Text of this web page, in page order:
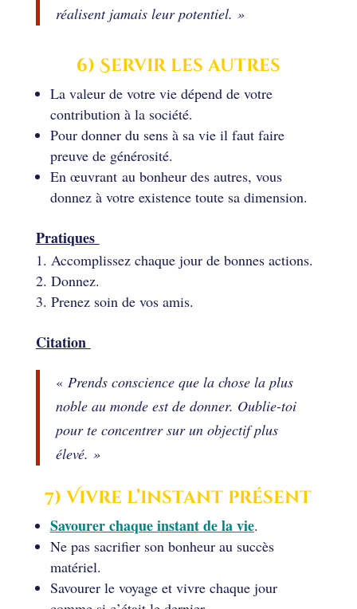
réalisent jamais leur potentiel. »
6) Servir les autres
La valeur de votre vie dépend de votre
contribution à la société.
Pour donner du sens à sa vie il faut faire
preuve de générosité.
En œuvrant au bonheur des autres, vous
donnez à votre existence toute sa dimension.
Pratiques
Accomplissez chaque jour de bonnes actions.
Donnez.
Prenez soin de vos amis.
Citation
« Prends conscience que la chose la plus
noble au monde est de donner. Oublie-toi
pour te concentrer sur un objectif plus
élevé. »
7) Vivre l’instant présent
Savourer chaque instant de la vie.
Ne pas sacrifier son bonheur au succès
matériel.
Savourer le voyage et vivre chaque jour